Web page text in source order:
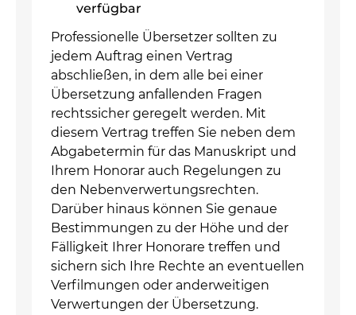
verfügbar
Professionelle Übersetzer sollten zu
jedem Auftrag einen Vertrag
abschließen, in dem alle bei einer
Übersetzung anfallenden Fragen
rechtssicher geregelt werden. Mit
diesem Vertrag treffen Sie neben dem
Abgabetermin für das Manuskript und
Ihrem Honorar auch Regelungen zu
den Nebenverwertungsrechten.
Darüber hinaus können Sie genaue
Bestimmungen zu der Höhe und der
Fälligkeit Ihrer Honorare treffen und
sichern sich Ihre Rechte an eventuellen
Verfilmungen oder anderweitigen
Verwertungen der Übersetzung.